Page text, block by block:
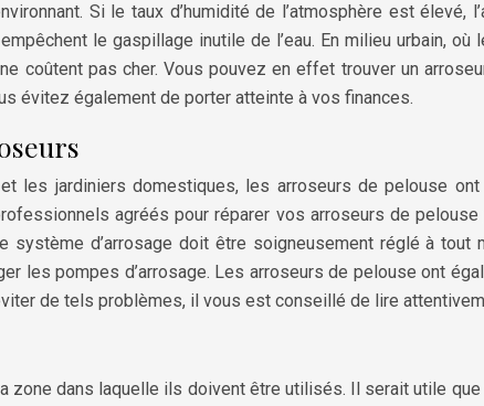
Si le taux d’humidité de l’atmosphère est élevé,
le gaspillage inutile de l’eau. En milieu urbain,
coûtent pas cher. Vous pouvez en effet trouver un
évitez également de porter atteinte à vos finances.
les jardiniers domestiques, les arroseurs de pelouse
agréés pour réparer vos arroseurs de
système d’arrosage doit être soigneusement réglé à
les pompes d’arrosage. Les arroseurs de pelouse ont
de tels problèmes, il vous est conseillé de lire
dans laquelle ils doivent être utilisés. Il serait utile